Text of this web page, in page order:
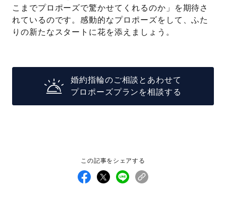
こまでプロポーズで驚かせてくれるのか」を期待さ
れているのです。感動的なプロポーズをして、ふた
りの新たなスタートに花を添えましょう。
婚約指輪のご相談とあわせて
プロポーズプランを相談する
この記事をシェアする